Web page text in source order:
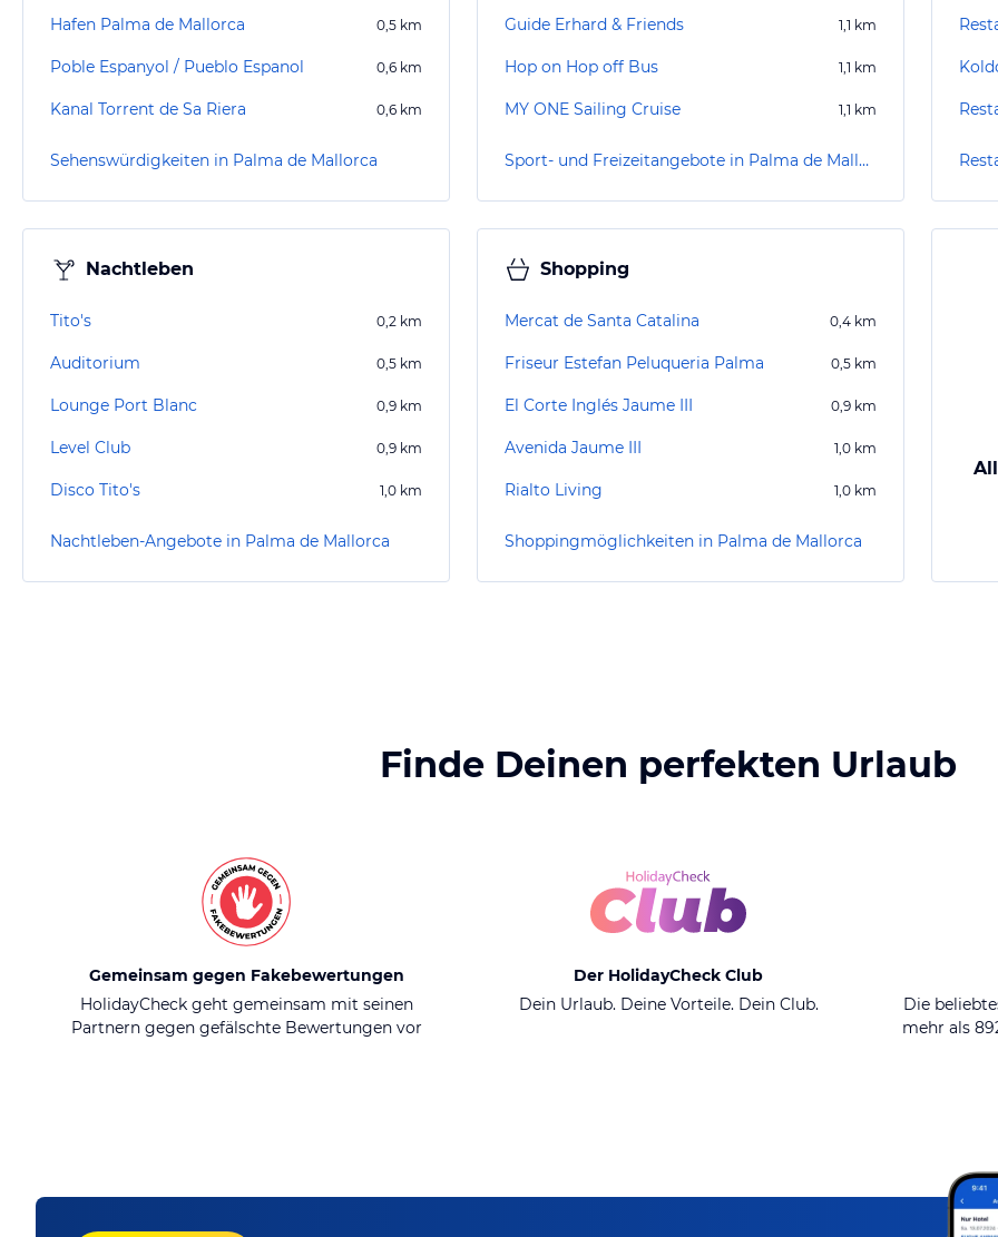
Hafen Palma de Mallorca 0,5 km
Poble Espanyol / Pueblo Espanol 0,6 km
Kanal Torrent de Sa Riera 0,6 km
Sehenswürdigkeiten in Palma de Mallorca
Guide Erhard & Friends 1,1 km
Hop on Hop off Bus 1,1 km
MY ONE Sailing Cruise 1,1 km
Sport- und Freizeitangebote in Palma de Mallorca
Nachtleben
Tito's 0,2 km
Auditorium 0,5 km
Lounge Port Blanc 0,9 km
Level Club 0,9 km
Disco Tito's 1,0 km
Nachtleben-Angebote in Palma de Mallorca
Shopping
Mercat de Santa Catalina 0,4 km
Friseur Estefan Peluqueria Palma 0,5 km
El Corte Inglés Jaume III 0,9 km
Avenida Jaume III 1,0 km
Rialto Living 1,0 km
Shoppingmöglichkeiten in Palma de Mallorca
Finde Deinen perfekten Urlaub
Gemeinsam gegen Fakebewertungen
HolidayCheck geht gemeinsam mit seinen
Partnern gegen gefälschte Bewertungen vor
Der HolidayCheck Club
Dein Urlaub. Deine Vorteile. Dein Club.
Die
mehr als